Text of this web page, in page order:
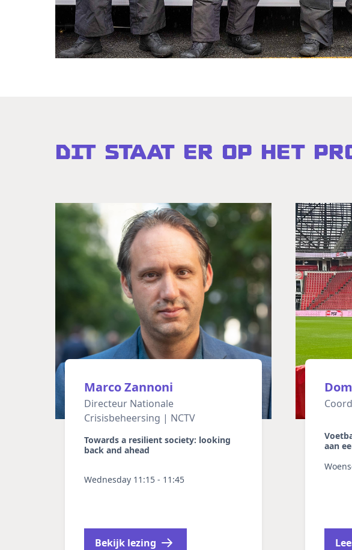
Dit staat er op het
Marco Zannoni
Directeur Nationale
Crisisbeheersing | NCTV
Towards a resilient society: looking
back and ahead
Wednesday 11:15 - 11:45
Bekijk lezing
aan